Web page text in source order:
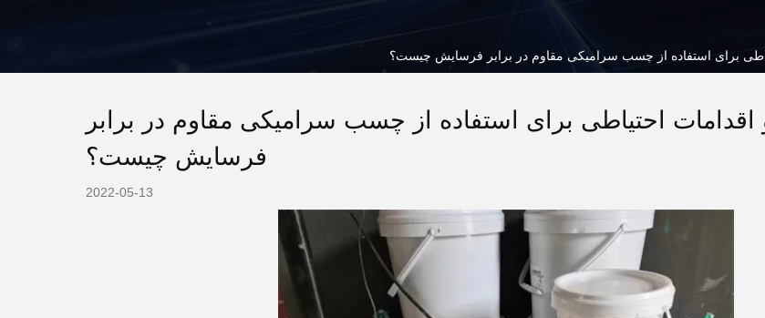
برای استفاده از چسب سرامیکی مقاوم در برابر فرسایش چیست؟
احتیاطی برای استفاده از چسب سرامیکی مقاوم در برابر
فرسایش چیست؟
2022-05-13